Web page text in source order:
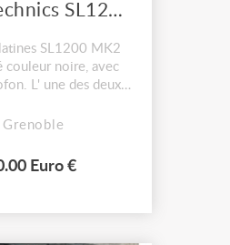
Platine Technics SL1200 MK2
SL1200 MK2
noire, avec
L' une des deux
Grenoble
Euro €